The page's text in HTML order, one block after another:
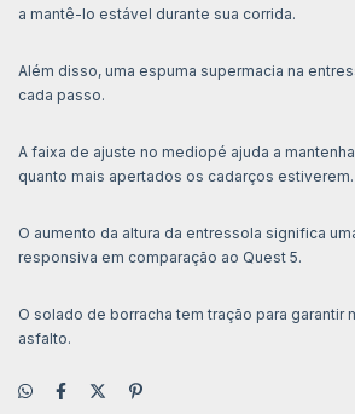
a mantê-lo estável durante sua corrida.
Além disso, uma espuma supermacia na
cada passo.
A faixa de ajuste no mediopé ajuda a
quanto mais apertados os cadarços estiverem.
O aumento da altura da entressola significa
responsiva em comparação ao Quest 5.
O solado de borracha tem tração para garantir
asfalto.